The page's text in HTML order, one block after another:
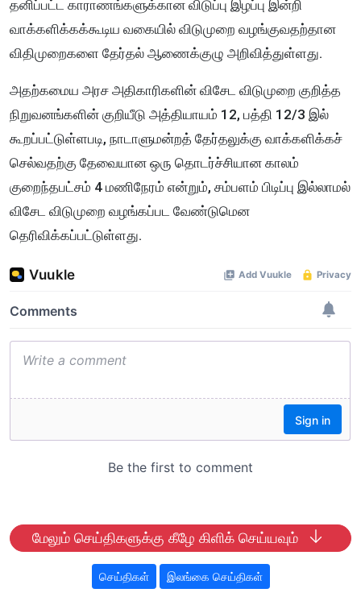
தனிப்பட்ட காராணங்களுக்கான விடுப்பு இழப்பு இன்றி
வாக்களிக்கக்கூடிய வகையில் விடுமுறை வழங்குவதற்தான
விதிமுறைகளை தேர்தல் ஆணைக்குழு அறிவித்துள்ளது.
அதற்கமைய அரச அதிகாரிகளின் விசேட விடுமுறை குறித்த
நிறுவனங்களின் குறியீடு அத்தியாயம் 12, பத்தி 12/3 இல்
கூறப்பட்டுள்ளபடி, நாடாளுமன்றத் தேர்தலுக்கு வாக்களிக்கச்
செல்வதற்கு தேவையான ஒரு தொடர்ச்சியான காலம்
குறைந்தபட்சம் 4 மணிநேரம் என்றும், சம்பளம் பிடிப்பு இல்லாமல்
விசேட விடுமுறை வழங்கப்பட வேண்டுமென
தெரிவிக்கப்பட்டுள்ளது.
மேலும் செய்திகளுக்கு கீழே கிளிக் செய்யவும்
செய்திகள் இலங்கை செய்திகள்